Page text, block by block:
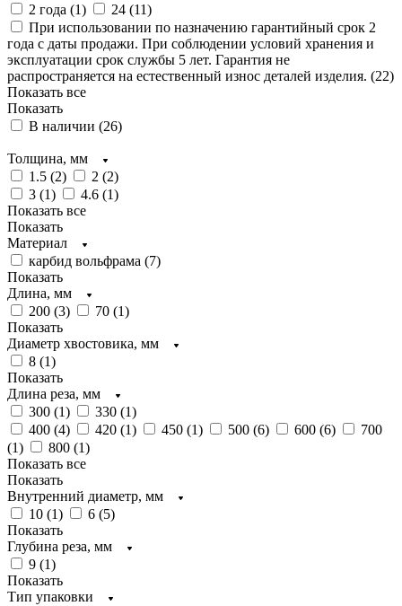
2 года (1) 24 (11)
При использовании по назначению гарантийный срок 2
года с даты продажи. При соблюдении условий хранения и
эксплуатации срок службы 5 лет. Гарантия не
распространяется на естественный износ деталей изделия. (22)
Показать все
Показать
В наличии (26)
Толщина, мм
1.5 (2) 2 (2)
3 (1) 4.6 (1)
Показать все
Показать
Материал
карбид вольфрама (7)
Показать
Длина, мм
200 (3) 70 (1)
Показать
Диаметр хвостовика, мм
8 (1)
Показать
Длина реза, мм
300 (1) 330 (1)
400 (4) 420 (1) 450 (1) 500 (6) 600 (6)
700
(1) 800 (1)
Показать все
Показать
Внутренний диаметр, мм
10 (1) 6 (5)
Показать
Глубина реза, мм
9 (1)
Показать
Тип упаковки